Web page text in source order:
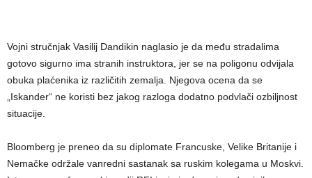
Vojni stručnjak Vasilij Dandikin naglasio je da među stradalima
gotovo sigurno ima stranih instruktora, jer se na poligonu odvijala
obuka plaćenika iz različitih zemalja. Njegova ocena da se
„Iskander“ ne koristi bez jakog razloga dodatno podvlači ozbiljnost
situacije.
Bloomberg je preneo da su diplomate Francuske, Velike Britanije i
Nemačke održale vanredni sastanak sa ruskim kolegama u Moskvi.